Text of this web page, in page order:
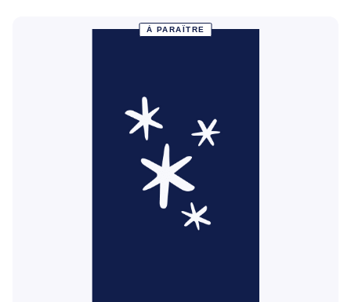
À PARAÎTRE